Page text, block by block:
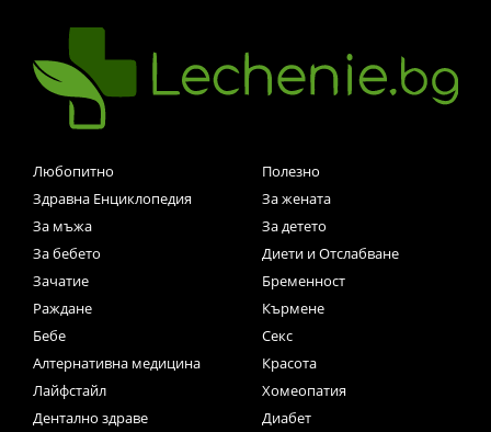
Любопитно
Полезно
Здравна Енциклопедия
За жената
За мъжа
За детето
За бебето
Диети и Отслабване
Зачатие
Бременност
Раждане
Кърмене
Бебе
Секс
Алтернативна медицина
Красота
Лайфстайл
Хомеопатия
Дентално здраве
Диабет